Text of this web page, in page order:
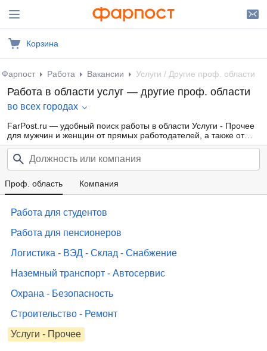
Корзина
Фарпост Работа Вакансии Услуги / Другие проф. области
Работа в области услуг — другие проф. области
во всех городах
FarPost.ru — удобный поиск работы в области Услуги - Прочее
для мужчин и женщин от прямых работодателей, а также от
кадровых агентств. Свежие вакансии каждый день.
Проф. область Компания
Работа для студентов
Работа для пенсионеров
Логистика - ВЭД - Склад - Снабжение
Наземный транспорт - Автосервис
Охрана - Безопасность
Строительство - Ремонт
Услуги - Прочее